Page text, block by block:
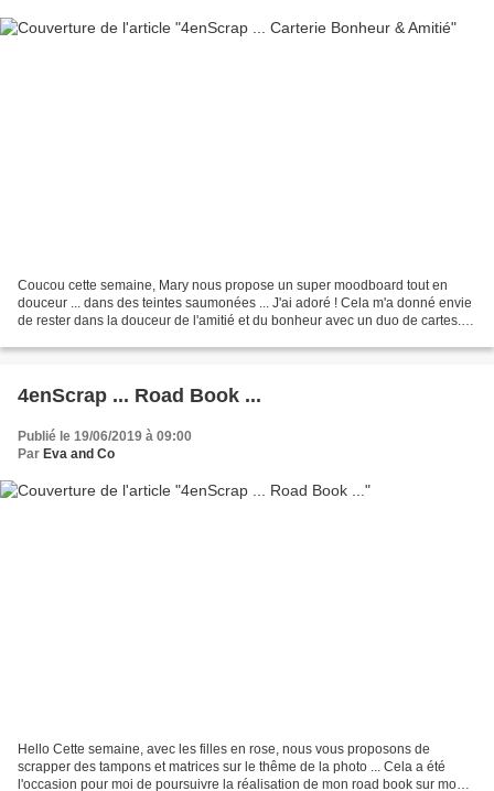
Coucou cette semaine, Mary nous propose un super moodboard tout en
douceur ... dans des teintes saumonées ... J'ai adoré ! Cela m'a donné envie
de rester dans la douceur de l'amitié et du bonheur avec un duo de cartes.
4enScrap ... Road Book ...
Publié le 19/06/2019 à 09:00
Par Eva and Co
Hello Cette semaine, avec les filles en rose, nous vous proposons de
scrapper des tampons et matrices sur le thême de la photo ... Cela a été
l'occasion pour moi de poursuivre la réalisation de mon road book sur mon